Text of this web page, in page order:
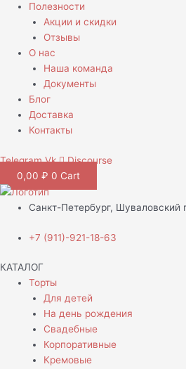
Полезности
Акции и скидки
Отзывы
О нас
Наша команда
Документы
Блог
Доставка
Контакты
Telegram Vk
Discourse
0,00 ₽ 0 Cart
Санкт-Петербург, Шуваловский
+7 (911)-921-18-63
КАТАЛОГ
Торты
Для детей
На день рождения
Свадебные
Корпоративные
Кремовые